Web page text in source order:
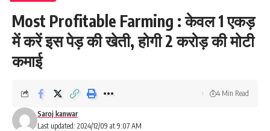
Most Profitable Farming : केवल 1 एकड़
में करें इस पेड़ की खेती, होगी 2 करोड़ की मोटी
कमाई
Last updated: 2024/12/09 at 9:07 AM
Saroj kanwar
4 Min Read